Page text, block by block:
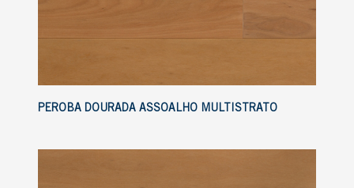
PEROBA DOURADA ASSOALHO MULTISTRATO